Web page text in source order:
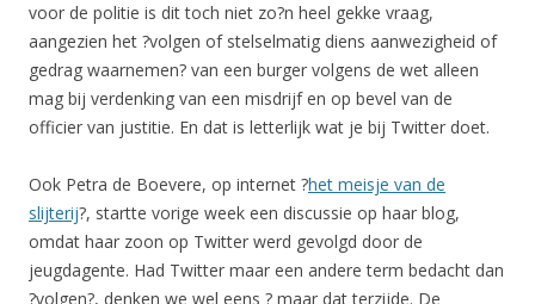
voor de politie is dit toch niet zo?n heel gekke vraag,
aangezien het ?volgen of stelselmatig diens aanwezigheid of
gedrag waarnemen? van een burger volgens de wet alleen
mag bij verdenking van een misdrijf en op bevel van de
officier van justitie. En dat is letterlijk wat je bij Twitter doet.
Ook Petra de Boevere, op internet ?het meisje van de
slijterij?, startte vorige week een discussie op haar blog,
omdat haar zoon op Twitter werd gevolgd door de
jeugdagente. Had Twitter maar een andere term bedacht dan
?volgen?, denken we wel eens ? maar dat terzijde. De